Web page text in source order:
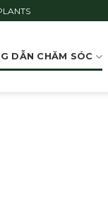
DẪN CHĂM SÓC